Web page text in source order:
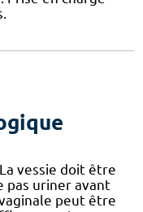
vessie doit être
pas uriner avant
peut être